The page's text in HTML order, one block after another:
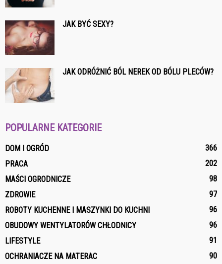
JAK BYĆ SEXY?
JAK ODRÓŻNIĆ BÓL NEREK OD BÓLU PLECÓW?
POPULARNE KATEGORIE
DOM I OGRÓD
366
PRACA
202
MAŚCI OGRODNICZE
98
ZDROWIE
97
ROBOTY KUCHENNE I MASZYNKI DO KUCHNI
96
OBUDOWY WENTYLATORÓW CHŁODNICY
96
LIFESTYLE
91
OCHRANIACZE NA MATERAC
90